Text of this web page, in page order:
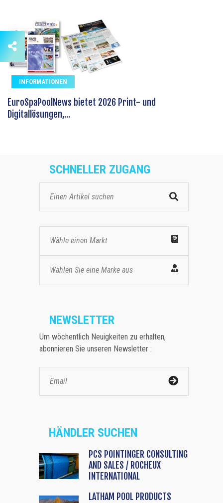
INFORMATIONEN
EuroSpaPoolNews bietet 2026 Print- und
Digitallösungen,...
SCHNELLER ZUGANG
Wähle einen Markt
Wählen Sie eine Marke aus
NEWSLETTER
Um wöchentlich Neuigkeiten zu erhalten,
abonnieren Sie unseren Newsletter :
HÄNDLER SUCHEN
PCS POINTINGER CONSULTING
AND SALES / ROCHEUX
INTERNATIONAL
LATHAM POOL PRODUCTS